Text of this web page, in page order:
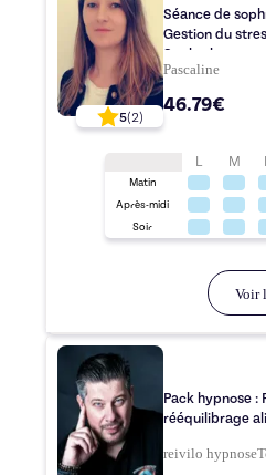
5(2)
Séance de
Gestion du
Sophrologue
Pascaline
46.79€
L M
Matin
Après-midi
Soir
Voir
Pack hypnose
rééquilibrage
reivilo hypnose